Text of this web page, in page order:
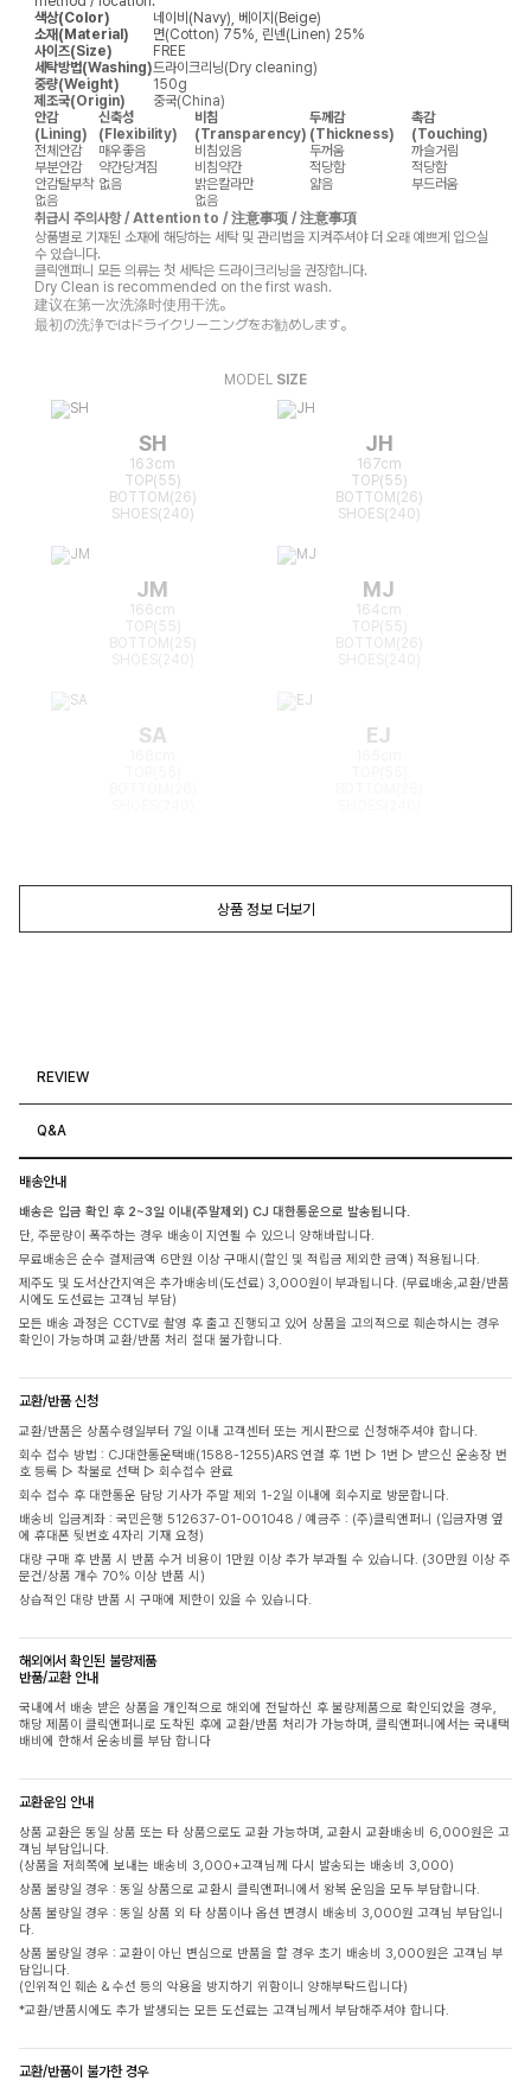
색상(Color)
네이비(Navy), 베이지(Beige)
소재(Material)
면(Cotton) 75%, 린넨(Linen) 25%
사이즈(Size)
FREE
세탁방법(Washing)드라이크리닝(Dry cleaning)
중량(Weight)
150g
제조국(Origin)
중국(China)
안감
(Lining)
신축성
(Flexibility)
비침
(Transparency)
두께감
(Thickness)
촉감
(Touching)
전체안감
매우좋음 비침있음 두꺼움
까슬거림
부분안감
약간당겨짐 비침약간 적당함
적당함
안감탈부착 없음 밝은칼라만 얇음
부드러움
없음
없음
취급시 주의사항 / Attention to / 注意事项 / 注意事項
상품별로 기재된 소재에 해당하는 세탁 및 관리법을 지켜주셔야 더 오래 예쁘게 입으실
수 있습니다.
클릭앤퍼니 모든 의류는 첫 세탁은 드라이크리닝을 권장합니다.
Dry Clean is recommended on the first wash.
建议在第一次洗涤时使用干洗。
最初の洗浄ではドライクリーニングをお勧めします。
MODEL SIZE
SH
163cm
TOP(55)
BOTTOM(26)
SHOES(240)
JH
167cm
TOP(55)
BOTTOM(26)
SHOES(240)
JM
166cm
TOP(55)
BOTTOM(25)
MJ
164cm
TOP(55)
BOTTOM(26)
SA EJ
상품 정보 더보기
REVIEW
Q&A
배송안내
배송은 입금 확인 후 2~3일 이내(주말제외) CJ 대한통운으로 발송됩니다.
단, 주문량이 폭주하는 경우 배송이 지연될 수 있으니 양해바랍니다.
무료배송은 순수 결제금액 6만원 이상 구매시(할인 및 적립금 제외한 금액) 적용됩니다.
제주도 및 도서산간지역은 추가배송비(도선료) 3,000원이 부과됩니다. (무료배송,교환/반품
시에도 도선료는 고객님 부담)
모든 배송 과정은 CCTV로 촬영 후 출고 진행되고 있어 상품을 고의적으로 훼손하시는 경우
확인이 가능하며 교환/반품 처리 절대 불가합니다.
교환/반품 신청
교환/반품은 상품수령일부터 7일 이내 고객센터 또는 게시판으로 신청해주셔야 합니다.
회수 접수 방법 : CJ대한통운택배(1588-1255)ARS 연결 후 1번 ▷ 1번 ▷ 받으신 운송장 번
호 등록 ▷ 착불로 선택 ▷ 회수접수 완료
회수 접수 후 대한통운 담당 기사가 주말 제외 1-2일 이내에 회수지로 방문합니다.
배송비 입금계좌 : 국민은행 512637-01-001048 / 예금주 : (주)클릭앤퍼니 (입금자명 옆
에 휴대폰 뒷번호 4자리 기재 요청)
대량 구매 후 반품 시 반품 수거 비용이 1만원 이상 추가 부과될 수 있습니다. (30만원 이상 주
문건/상품 개수 70% 이상 반품 시)
상습적인 대량 반품 시 구매에 제한이 있을 수 있습니다.
해외에서 확인된 불량제품
반품/교환 안내
국내에서 배송 받은 상품을 개인적으로 해외에 전달하신 후 불량제품으로 확인되었을 경우,
해당 제품이 클릭앤퍼니로 도착된 후에 교환/반품 처리가 가능하며, 클릭앤퍼니에서는 국내택
배비에 한해서 운송비를 부담 합니다
교환운임 안내
상품 교환은 동일 상품 또는 타 상품으로도 교환 가능하며, 교환시 교환배송비 6,000원은 고
객님 부담입니다.
(상품을 저희쪽에 보내는 배송비 3,000+고객님께 다시 발송되는 배송비 3,000)
상품 불량일 경우 : 동일 상품으로 교환시 클릭앤퍼니에서 왕복 운임을 모두 부담합니다.
상품 불량일 경우 : 동일 상품 외 타 상품이나 옵션 변경시 배송비 3,000원 고객님 부담입니
다.
상품 불량일 경우 : 교환이 아닌 변심으로 반품을 할 경우 초기 배송비 3,000원은 고객님 부
담입니다.
(인위적인 훼손 & 수선 등의 악용을 방지하기 위함이니 양해부탁드립니다)
*교환/반품시에도 추가 발생되는 모든 도선료는 고객님께서 부담해주셔야 합니다.
교환/반품이 불가한 경우